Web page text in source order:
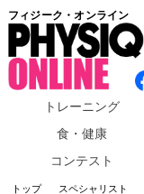
フィジーク・オンライン
トレーニング
食・健康
コンテスト
トップ スペシャリスト